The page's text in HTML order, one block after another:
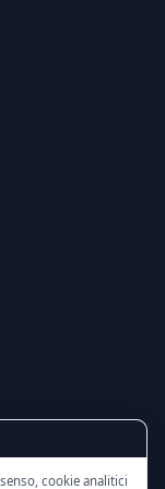
cookie analitici